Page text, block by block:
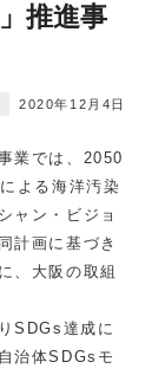
推進事
2020年12月4日
業では、2050
よる海洋汚染
ャン・ビジョ
計画に基づき
、大阪の取組
SDGs達成に
治体SDGsモ